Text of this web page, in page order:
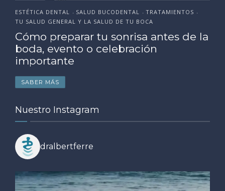
ESTÉTICA DENTAL • SALUD BUCODENTAL • TRATAMIENTOS •
TU SALUD GENERAL Y LA SALUD DE TU BOCA
Cómo preparar tu sonrisa antes de la
boda, evento o celebración
importante
SABER MÁS
Nuestro Instagram
dralbertferre